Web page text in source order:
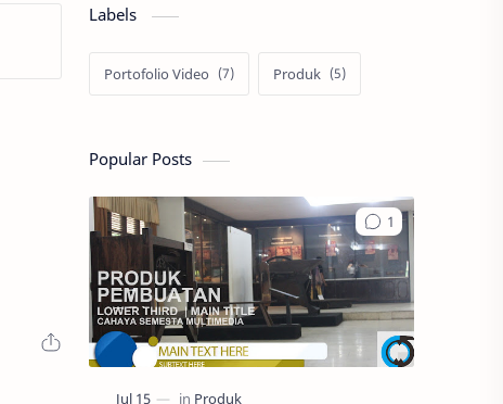
Labels
Portofolio Video Produk
Popular Posts